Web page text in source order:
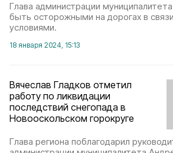
Глава администрации
быть осторожными на дорогах в
условиями.
18 января 2024, 15:13
Вячеслав Гладков отметил
работу по ликвидации
последствий снегопада в
Новооскольском горокруге
Глава региона поблагодарил